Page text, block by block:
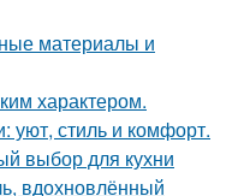
материалы и
характером.
уют, стиль и комфорт.
выбор для кухни
вдохновлённый